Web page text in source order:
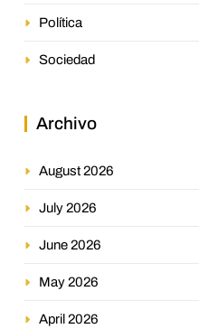
Política
Sociedad
Archivo
August 2026
July 2026
June 2026
May 2026
April 2026